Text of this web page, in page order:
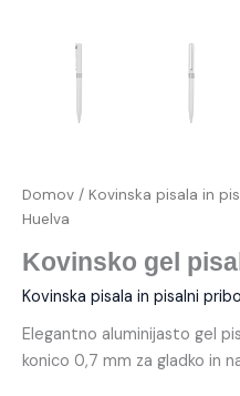
Domov / Kovinska pisala in
Huelva
Kovinsko gel
Kovinska pisala in pisalni
Elegantno aluminijasto gel
konico 0,7 mm za gladko in